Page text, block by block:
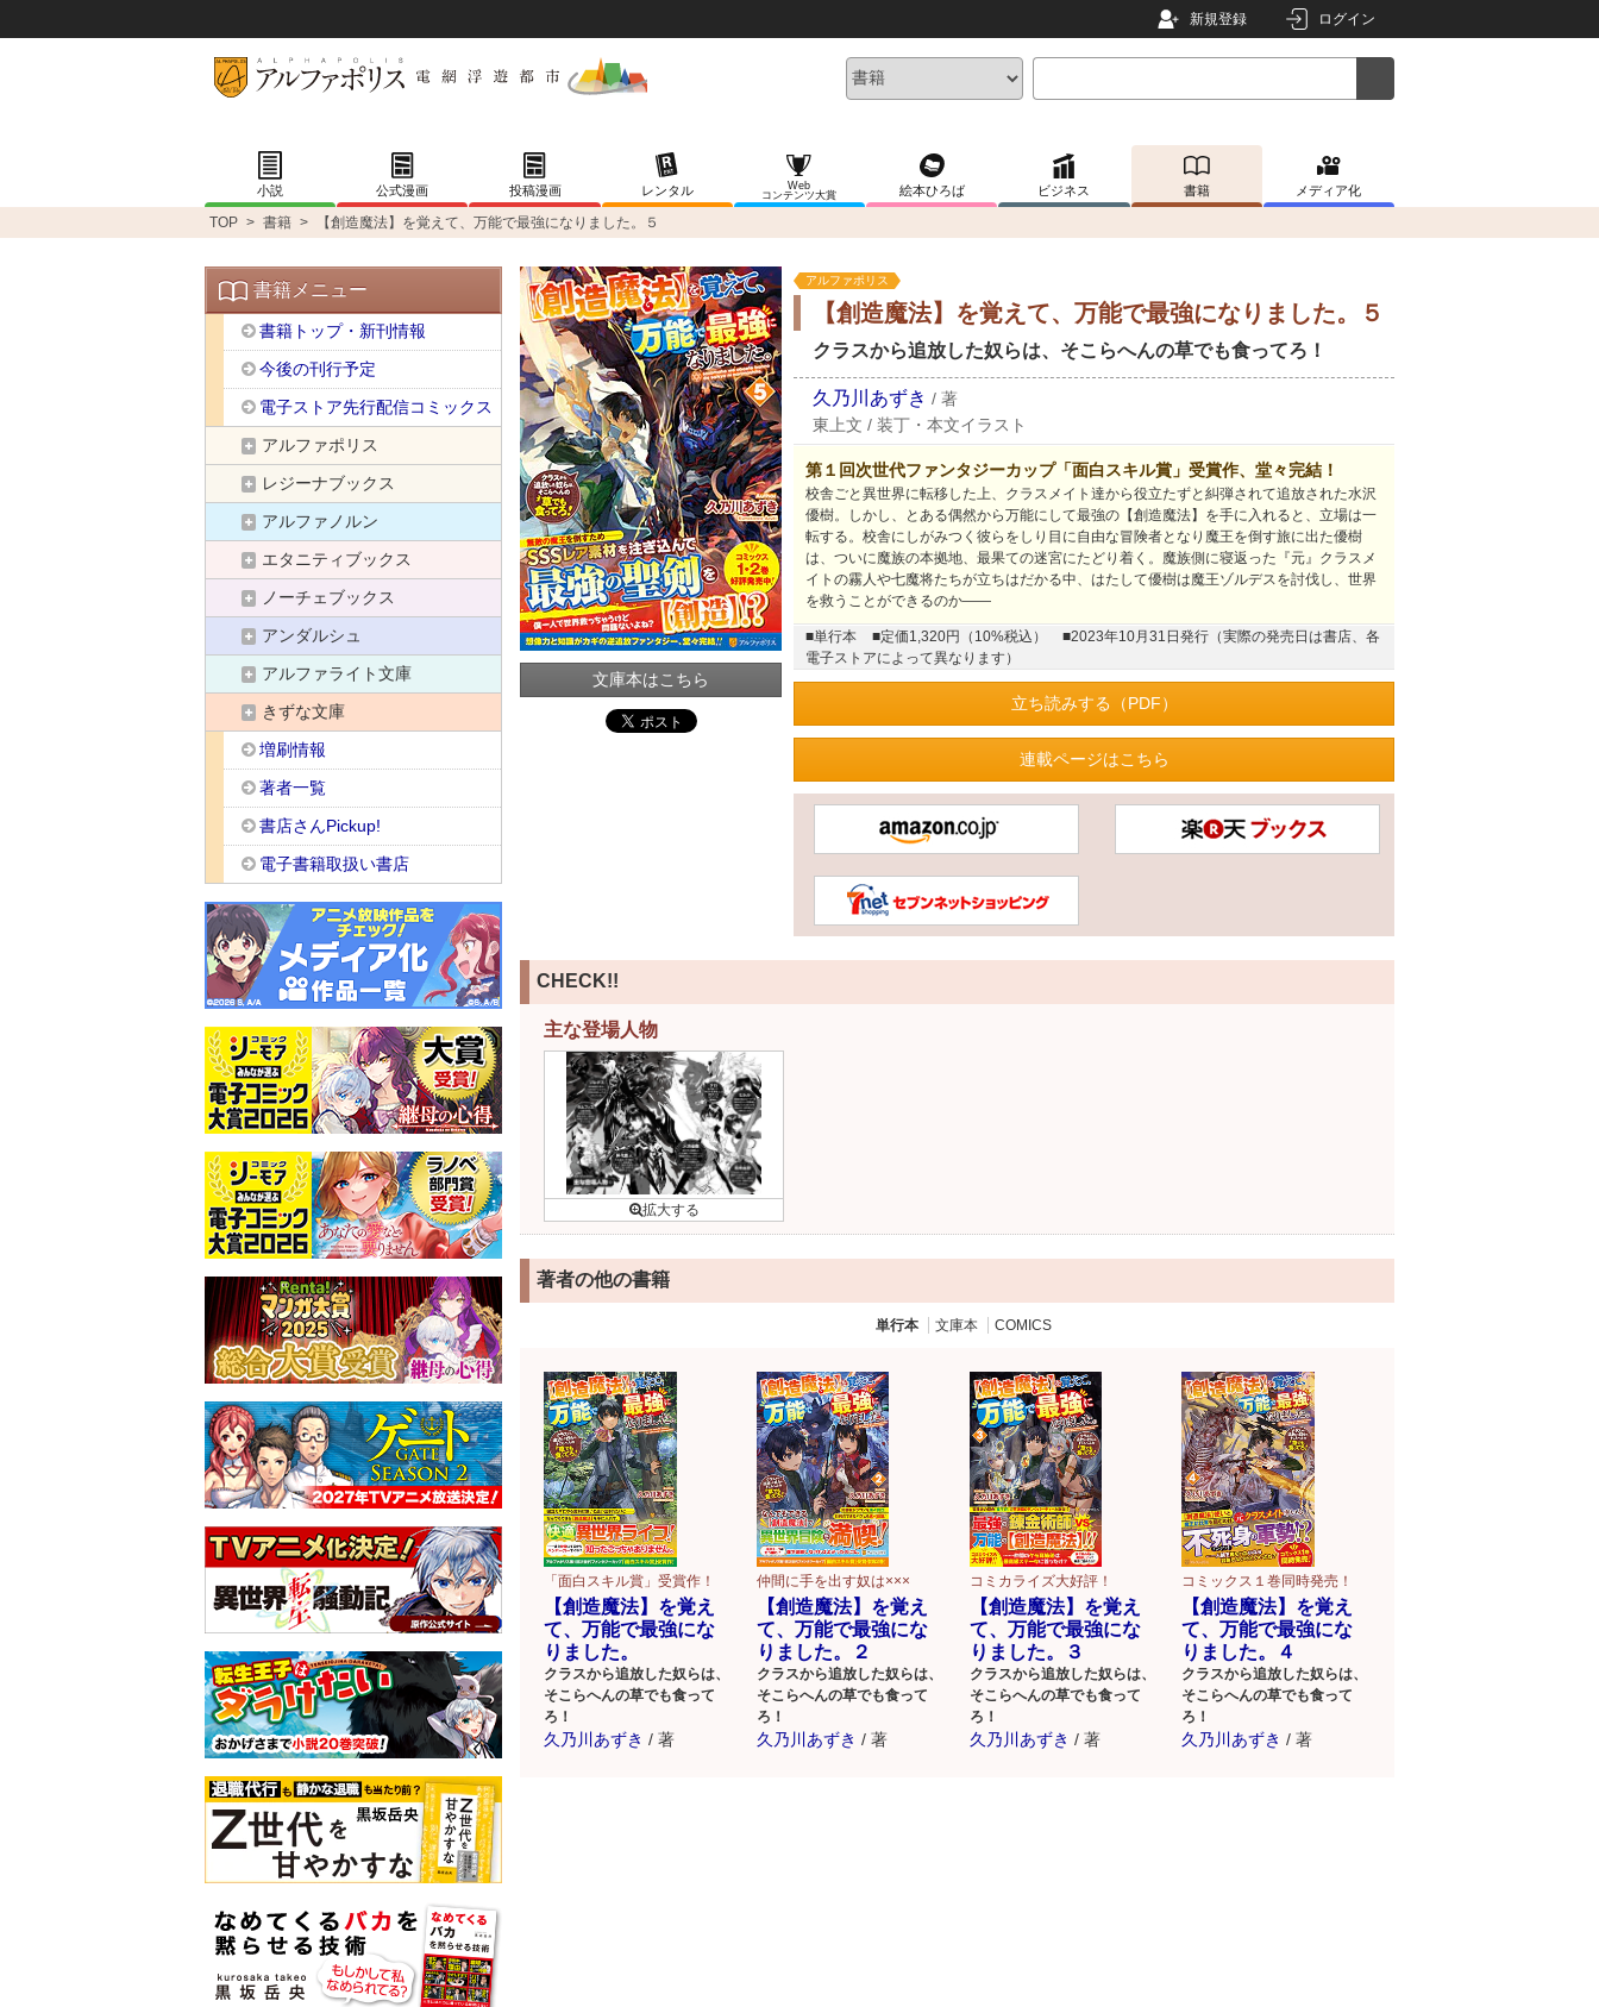
新規登録 ログイン
小説 公式漫画 投稿漫画 レンタル
Web
コンテンツ大賞
絵本ひろば ビジネス 書籍 メディア化
TOP > 書籍 > 【創造魔法】を覚えて、万能で最強になりました。５
文庫本はこちら
アルファポリス
【創造魔法】を覚えて、万能で最強になりました。５
クラスから追放した奴らは、そこらへんの草でも食ってろ！
久乃川あずき / 著
東上文 / 装丁・本文イラスト
第１回次世代ファンタジーカップ「面白スキル賞」受賞作、堂々完結！
校舎ごと異世界に転移した上、クラスメイト達から役立たずと糾弾されて追放された水沢
優樹。しかし、とある偶然から万能にして最強の【創造魔法】を手に入れると、立場は一
転する。校舎にしがみつく彼らをしり目に自由な冒険者となり魔王を倒す旅に出た優樹
は、ついに魔族の本拠地、最果ての迷宮にたどり着く。魔族側に寝返った『元』クラスメ
イトの霧人や七魔将たちが立ちはだかる中、はたして優樹は魔王ゾルデスを討伐し、世界
を救うことができるのか――
■単行本 ■定価1,320円（10%税込）
■2023年10月31日発行（実際の発売日は書店、各
電子ストアによって異なります）
立ち読みする（PDF）
連載ページはこちら
CHECK!!
主な登場人物
著者の他の書籍
単行本 文庫本 COMICS
「面白スキル賞」受賞作！
【創造魔法】を覚え
て、万能で最強にな
りました。
クラスから追放した奴らは、
そこらへんの草でも食って
ろ！
久乃川あずき / 著
仲間に手を出す奴は×××
【創造魔法】を覚え
て、万能で最強にな
りました。２
クラスから追放した奴らは、
そこらへんの草でも食って
ろ！
久乃川あずき / 著
コミカライズ大好評！
【創造魔法】を覚え
て、万能で最強にな
りました。３
クラスから追放した奴らは、
そこらへんの草でも食って
ろ！
久乃川あずき / 著
コミックス１巻同時発売！
【創造魔法】を覚え
て、万能で最強にな
りました。４
クラスから追放した奴らは、
そこらへんの草でも食って
ろ！
久乃川あずき / 著
書籍メニュー
書籍トップ・新刊情報
今後の刊行予定
電子ストア先行配信コミックス
アルファポリス
レジーナブックス
アルファノルン
エタニティブックス
ノーチェブックス
アンダルシュ
アルファライト文庫
きずな文庫
増刷情報
著者一覧
書店さんPickup!
電子書籍取扱い書店